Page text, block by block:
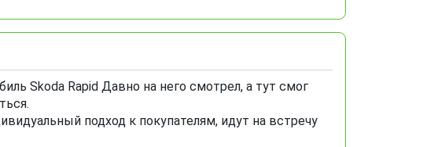
Skoda Rapid Давно на него смотрел, а тут смог
подход к покупателям, идут на встречу